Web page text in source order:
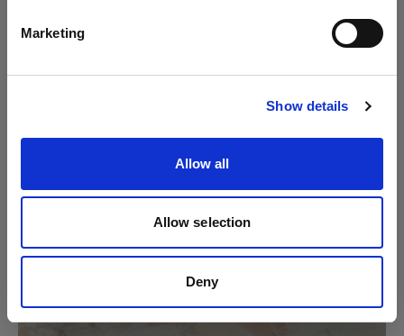
Marketing
Show details
Allow all
Allow selection
Deny
Website besuchen
womit sie genügend Licht für die Aufnahme erhielt.